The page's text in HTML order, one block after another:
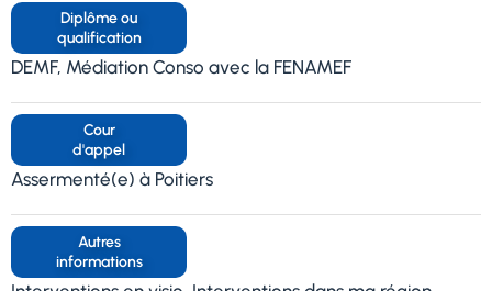
Diplôme ou
qualification
DEMF, Médiation Conso avec la FENAMEF
Cour
d'appel
Assermenté(e) à Poitiers
Autres
informations